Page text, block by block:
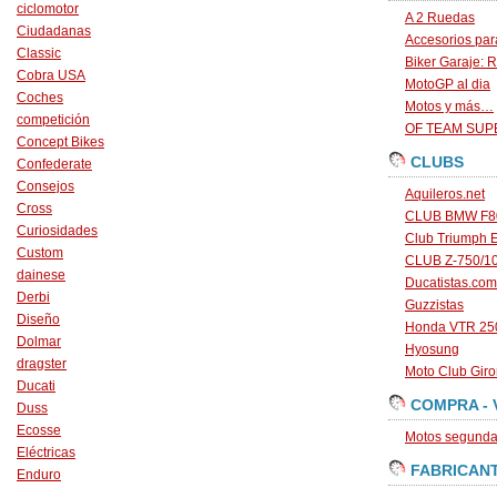
ciclomotor
Ciudadanas
Classic
Cobra USA
Coches
competición
Concept Bikes
Confederate
Consejos
Cross
Curiosidades
Custom
dainese
Derbi
Diseño
Dolmar
dragster
Ducati
Duss
Ecosse
Eléctricas
Enduro
A 2 Ruedas
Accesorios
Biker Garaje:
MotoGP al dia
Motos y más…
OF TEAM
CLUBS
Aquileros.net
CLUB BMW
Club Triumph
CLUB Z-750/
Ducatistas.com
Guzzistas
Honda VTR
Hyosung
Moto Club
COMPRA -
Motos